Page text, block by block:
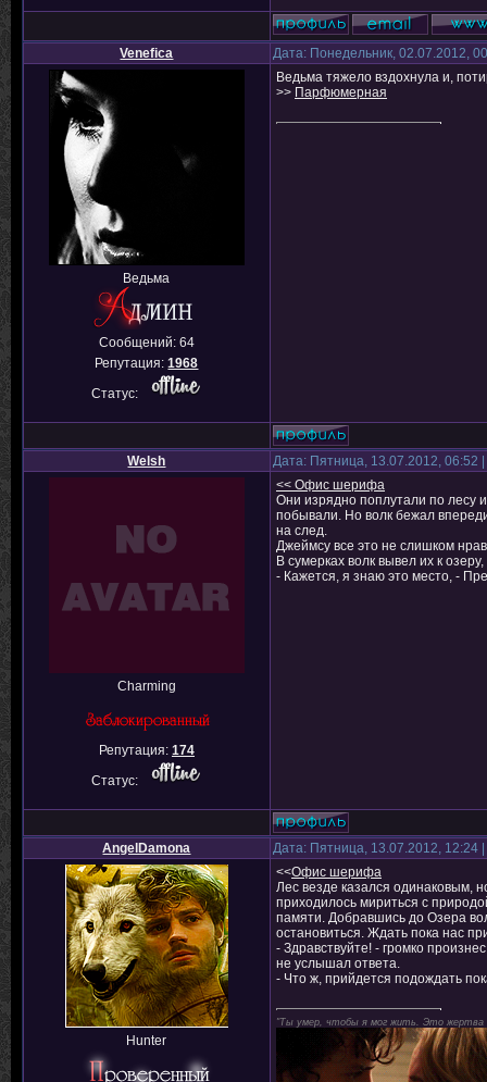
Venefica Дата: Понедельник, 02.07.2012,
Ведьма
Сообщений: 64
Репутация:1968
Статус:
Ведьма тяжело вздохнула и,
>> Парфюмерная
Welsh Дата: Пятница, 13.07.2012,
Charming
Репутация: 174
Статус:
<< Офис шерифа
Они изрядно поплутали по лесу и
побывали. Но волк бежал
на след.
Джеймсу все это не слишком
В сумерках волк вывел их к
- Кажется, я знаю это место, -
AngelDamona Дата: Пятница, 13.07.2012,
Hunter
<<Офис шерифа
Лес везде казался одинаковым,
приходилось мириться с
памяти. Добравшись до Озера
остановиться. Ждать пока нас
- Здравствуйте! - громко
не услышал ответа.
- Что ж, прийдется подождать
"Ты умер, чтобы я мог жить. Это жертва